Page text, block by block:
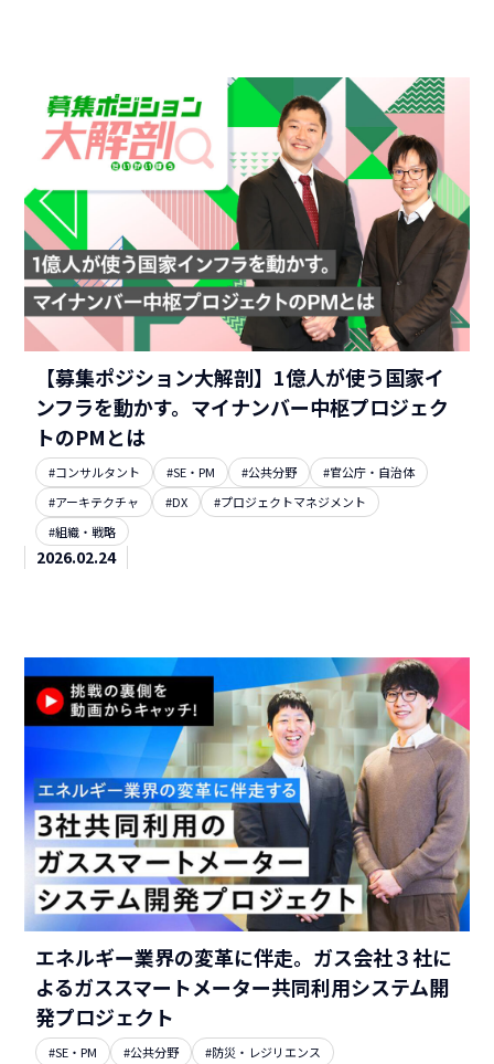
【募集ポジション大解剖】1億人が使う国家イ
ンフラを動かす。マイナンバー中枢プロジェク
トのPMとは
#コンサルタント #SE・PM #公共分野
#官公庁・自治体
#アーキテクチャ
#DX
#プロジェクトマネジメント
#組織・戦略
2026.02.24
エネルギー業界の変革に伴走。ガス会社３社に
よるガススマートメーター共同利用システム開
発プロジェクト
#SE・PM #公共分野
#防災・レジリエンス